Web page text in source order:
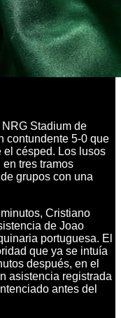
Stadium de
contundente 5-0 que
el césped. Los lusos
tres tramos
grupos con una
Cristiano
de Joao
portuguesa. El
que ya se intuía
después, en el
asistencia registrada
antes del